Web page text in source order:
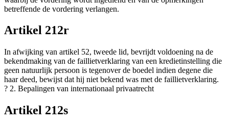
betreffende de vordering verlangen.
Artikel 212r
In afwijking van artikel 52, tweede lid, bevrijdt voldoening na de
bekendmaking van de faillietverklaring van een kredietinstelling die
geen natuurlijk persoon is tegenover de boedel indien degene die
haar deed, bewijst dat hij niet bekend was met de faillietverklaring.
? 2. Bepalingen van internationaal privaatrecht
Artikel 212s